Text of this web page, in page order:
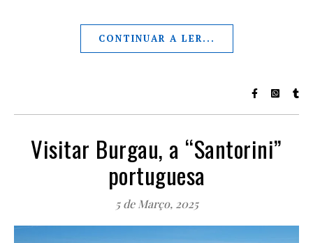
CONTINUAR A LER...
Visitar Burgau, a “Santorini”
portuguesa
5 de Março, 2025